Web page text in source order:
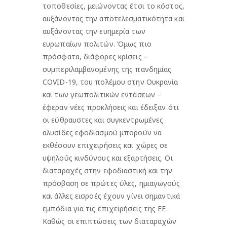
τοποθεσίες, μειώνοντας έτσι το κόστος,
αυξάνοντας την αποτελεσματικότητα και
αυξάνοντας την ευημερία των
ευρωπαίων πολιτών. Όμως πιο
πρόσφατα, διάφορες κρίσεις –
συμπεριλαμβανομένης της πανδημίας
COVID-19, του πολέμου στην Ουκρανία
και των γεωπολιτικών εντάσεων –
έφεραν νέες προκλήσεις και έδειξαν ότι
οι εύθραυστες και συγκεντρωμένες
αλυσίδες εφοδιασμού μπορούν να
εκθέσουν επιχειρήσεις και χώρες σε
υψηλούς κινδύνους και εξαρτήσεις. Οι
διαταραχές στην εφοδιαστική και την
πρόσβαση σε πρώτες ύλες, ημιαγωγούς
και άλλες εισροές έχουν γίνει σημαντικά
εμπόδια για τις επιχειρήσεις της ΕΕ.
Καθώς οι επιπτώσεις των διαταραχών